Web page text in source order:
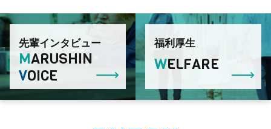
先輩インタビュー
MARUSHIN
VOICE
福利厚生
WELFARE